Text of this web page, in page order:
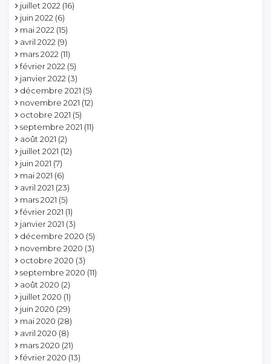
juillet 2022 (16)
juin 2022 (6)
mai 2022 (15)
avril 2022 (9)
mars 2022 (11)
février 2022 (5)
janvier 2022 (3)
décembre 2021 (5)
novembre 2021 (12)
octobre 2021 (5)
septembre 2021 (11)
août 2021 (2)
juillet 2021 (12)
juin 2021 (7)
mai 2021 (6)
avril 2021 (23)
mars 2021 (5)
février 2021 (1)
janvier 2021 (3)
décembre 2020 (5)
novembre 2020 (3)
octobre 2020 (3)
septembre 2020 (11)
août 2020 (2)
juillet 2020 (1)
juin 2020 (29)
mai 2020 (28)
avril 2020 (8)
mars 2020 (21)
février 2020 (13)